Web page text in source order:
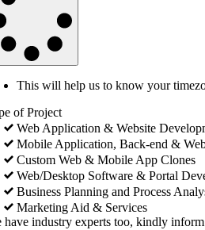
This will help us to know your
of Project
Web Application & Website
Mobile Application, Back-end &
Custom Web & Mobile App Clones
Web/Desktop Software & Portal
Business Planning and Process
Marketing Aid & Services
have industry experts too, kindly